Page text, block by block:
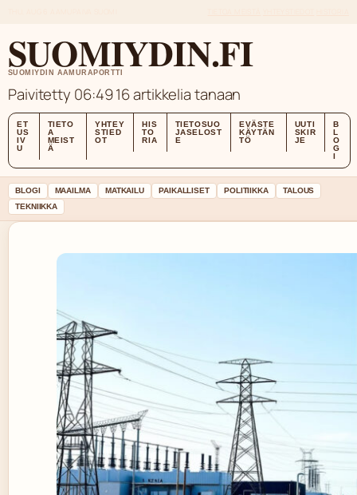
SUOMIYDIN.FI
SUOMIYDIN AAMURAPORTTI
Paivitetty 06:4916 artikkelia tanaan
ET
US
IV
U
TIETO
A
MEIST
Ä
YHTEY
STIED
OT
HIS
TO
RIA
TIETOSUO
JASELOST
E
EVÄSTE
KÄYTÄN
TÖ
UUTI
SKIR
JE
B
L
O
G
I
BLOGI MAAILMA MATKAILU PAIKALLISET POLITIIKKA
TALOUS
TEKNIIKKA